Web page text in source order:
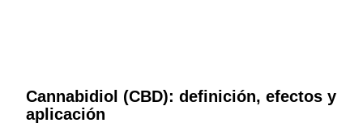
Cannabidiol (CBD): definición, efectos y
aplicación